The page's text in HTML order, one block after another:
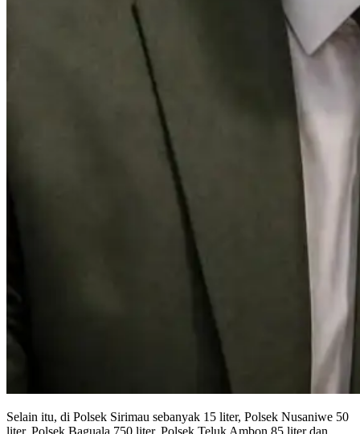
Selain itu, di Polsek Sirimau sebanyak 15 liter, Polsek Nusaniwe 50
liter, Polsek Baguala 750 liter, Polsek Teluk Ambon 85 liter dan